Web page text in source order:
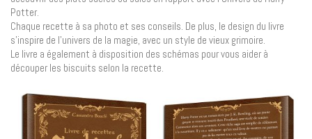
Potter.
Chaque recette à sa photo et ses conseils. De plus, le design du livre
s’inspire de l’univers de la magie, avec un style de vieux grimoire.
Le livre a également à disposition des schémas pour vous aider à
découper les biscuits selon la recette.